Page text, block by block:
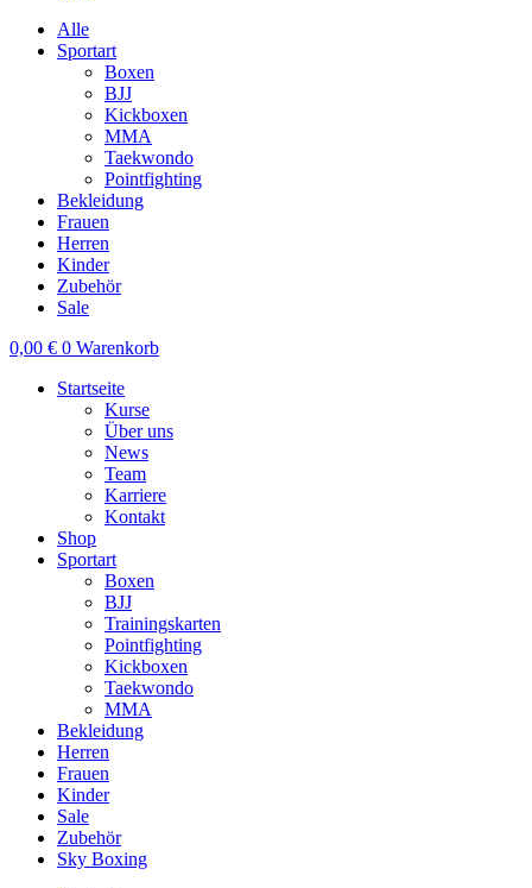
Alle
Sportart
Boxen
BJJ
Kickboxen
MMA
Taekwondo
Pointfighting
Bekleidung
Frauen
Herren
Kinder
Zubehör
Sale
0,00 € 0 Warenkorb
Startseite
Kurse
Über uns
News
Team
Karriere
Kontakt
Shop
Sportart
Boxen
BJJ
Trainingskarten
Pointfighting
Kickboxen
Taekwondo
MMA
Bekleidung
Herren
Frauen
Kinder
Sale
Zubehör
Sky Boxing